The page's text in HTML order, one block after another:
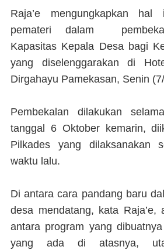
Raja’e mengungkapkan
pemateri dalam
Kapasitas Kepala Desa bagi
yang diselenggarakan di
Dirgahayu Pamekasan, Senin
Pembekalan dilakukan
tanggal 6 Oktober kemarin,
Pilkades yang dilaksanakan
waktu lalu.
Di antara cara pandang baru
desa mendatang, kata Raja’e,
antara program yang
yang ada di atasnya,